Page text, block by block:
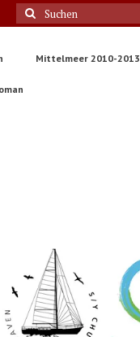
Suche
nach:
Mittelmeer 2010-2013